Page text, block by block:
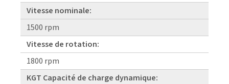
Vitesse nominale:
1500 rpm
Vitesse de rotation:
1800 rpm
KGT Capacité de charge dynamique: